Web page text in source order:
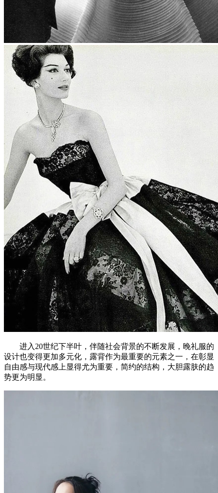
进入20世纪下半叶，伴随社会背景的不断发展，晚礼服的
设计也变得更加多元化，露背作为最重要的元素之一，在彰显
自由感与现代感上显得尤为重要，简约的结构，大胆露肤的趋
势更为明显。